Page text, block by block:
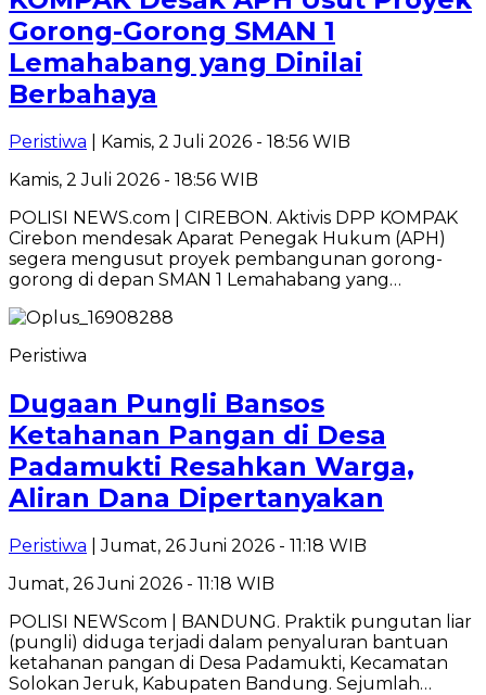
Gorong-Gorong SMAN 1
Lemahabang yang Dinilai
Berbahaya
Peristiwa | Kamis, 2 Juli 2026 - 18:56 WIB
Kamis, 2 Juli 2026 - 18:56 WIB
POLISI NEWS.com | CIREBON. Aktivis DPP KOMPAK
Cirebon mendesak Aparat Penegak Hukum (APH)
segera mengusut proyek pembangunan gorong-
gorong di depan SMAN 1 Lemahabang yang…
Peristiwa
Dugaan Pungli Bansos
Ketahanan Pangan di Desa
Padamukti Resahkan Warga,
Aliran Dana Dipertanyakan
Peristiwa | Jumat, 26 Juni 2026 - 11:18 WIB
Jumat, 26 Juni 2026 - 11:18 WIB
POLISI NEWScom | BANDUNG. Praktik pungutan liar
(pungli) diduga terjadi dalam penyaluran bantuan
ketahanan pangan di Desa Padamukti, Kecamatan
Solokan Jeruk, Kabupaten Bandung. Sejumlah…